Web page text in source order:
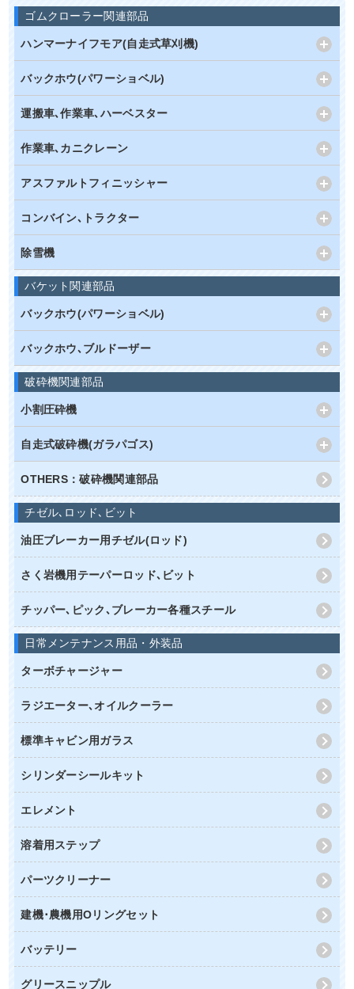
ゴムクローラー関連部品
ハンマーナイフモア(自走式草刈機)
バックホウ(パワーショベル)
運搬車､作業車､ハーベスター
作業車､カニクレーン
アスファルトフィニッシャー
コンバイン､トラクター
除雪機
バケット関連部品
バックホウ(パワーショベル)
バックホウ､ブルドーザー
破砕機関連部品
小割圧砕機
自走式破砕機(ガラパゴス)
OTHERS：破砕機関連部品
チゼル､ロッド､ビット
油圧ブレーカー用チゼル(ロッド)
さく岩機用テーパーロッド､ビット
チッパー､ピック､ブレーカー各種スチール
日常メンテナンス用品・外装品
ターボチャージャー
ラジエーター､オイルクーラー
標準キャビン用ガラス
シリンダーシールキット
エレメント
溶着用ステップ
パーツクリーナー
建機･農機用Oリングセット
バッテリー
グリースニップル